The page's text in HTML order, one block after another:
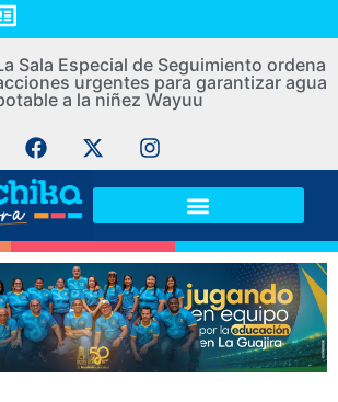
Sala Especial de Seguimiento ordena
urgentes para garantizar agua
a la niñez Wayuu